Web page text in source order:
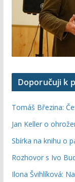
Doporučuji k
Tomáš Březina:
Jan Keller o
Sbírka na knihu o
Rozhovor s Ivo
Ilona Švihlíková: